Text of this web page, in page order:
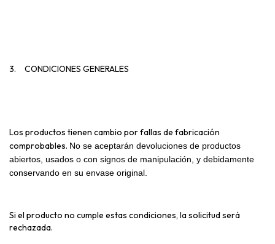
3. CONDICIONES GENERALES
Los productos tienen cambio por fallas de fabricación
comprobables. No se aceptarán devoluciones de productos
abiertos, usados o con signos de manipulación, y debidamente
conservando en su envase original.
Si el producto no cumple estas condiciones, la solicitud será
rechazada.